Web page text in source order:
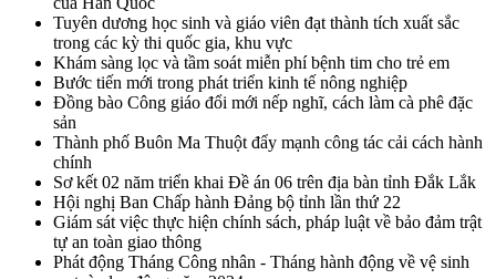
Tuyên dương học sinh và giáo viên đạt thành tích xuất sắc
trong các kỳ thi quốc gia, khu vực
Khám sàng lọc và tầm soát miễn phí bệnh tim cho trẻ em
Bước tiến mới trong phát triển kinh tế nông nghiệp
Đồng bào Công giáo đổi mới nếp nghĩ, cách làm cà phê đặc
sản
Thành phố Buôn Ma Thuột đẩy mạnh công tác cải cách hành
chính
Sơ kết 02 năm triển khai Đề án 06 trên địa bàn tỉnh Đắk Lắk
Hội nghị Ban Chấp hành Đảng bộ tỉnh lần thứ 22
Giám sát việc thực hiện chính sách, pháp luật về bảo đảm trật
tự an toàn giao thông
Phát động Tháng Công nhân - Tháng hành động về vệ sinh